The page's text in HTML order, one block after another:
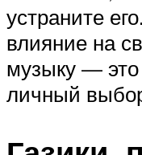
устраните
влияние на
музыку —
личный